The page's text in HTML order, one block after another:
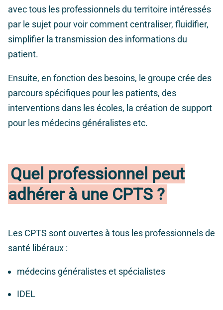
avec tous les professionnels du territoire intéressés
par le sujet pour voir comment centraliser, fluidifier,
simplifier la transmission des informations du
patient.
Ensuite, en fonction des besoins, le groupe crée des
parcours spécifiques pour les patients, des
interventions dans les écoles, la création de support
pour les médecins généralistes etc.
Quel professionnel peut
adhérer à une CPTS ?
Les CPTS sont ouvertes à tous les professionnels de
santé libéraux :
médecins généralistes et spécialistes
IDEL